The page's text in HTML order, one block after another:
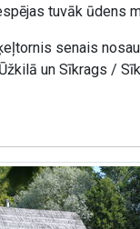
tuvāk ūdens
senais
un Sīkrags /